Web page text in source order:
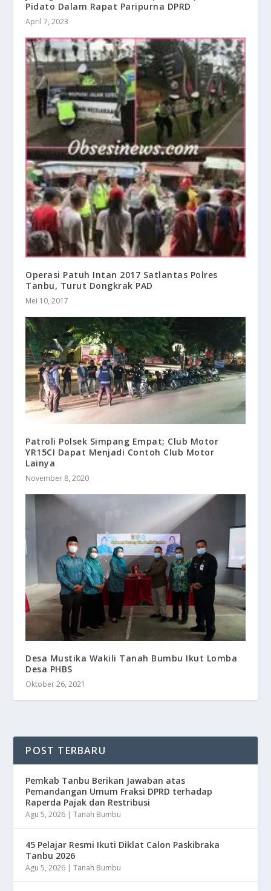
Pidato Dalam Rapat Paripurna DPRD
April 7, 2023
Operasi Patuh Intan 2017 Satlantas Polres
Tanbu, Turut Dongkrak PAD
Mei 10, 2017
Patroli Polsek Simpang Empat; Club Motor
YR15CI Dapat Menjadi Contoh Club Motor
Lainya
November 8, 2020
Desa Mustika Wakili Tanah Bumbu Ikut Lomba
Desa PHBS
Oktober 26, 2021
POST TERBARU
Pemkab Tanbu Berikan Jawaban atas
Pemandangan Umum Fraksi DPRD terhadap
Raperda Pajak dan Restribusi
Agu 5, 2026 |Tanah Bumbu
45 Pelajar Resmi Ikuti Diklat Calon Paskibraka
Tanbu 2026
Agu 5, 2026 |Tanah Bumbu